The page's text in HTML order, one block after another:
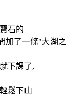
石的
加了一條"大湖之
下課了,
鬆下山